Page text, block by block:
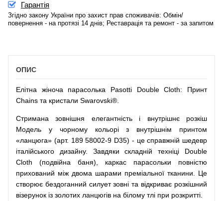
Гарантія
Згідно закону України про захист прав споживачів: Обмін/
повернення - на протязі 14 днів; Реставрація та ремонт - за запитом
ОПИС
Елітна жіноча парасолька Pasotti Double Cloth: Принт
Chains та кристали Swarovski®.
Стримана зовнішня елегантність і внутрішнє розкіш
Модель у чорному кольорі з внутрішнім принтом
«ланцюга» (арт. 189 58002-9 D35) - це справжній шедевр
італійського дизайну. Завдяки складній техніці Double
Cloth (подвійна баня), каркас парасольки повністю
прихований між двома шарами преміальної тканини. Це
створює бездоганний силует зовні та відкриває розкішний
візерунок із золотих ланцюгів на білому тлі при розкритті.